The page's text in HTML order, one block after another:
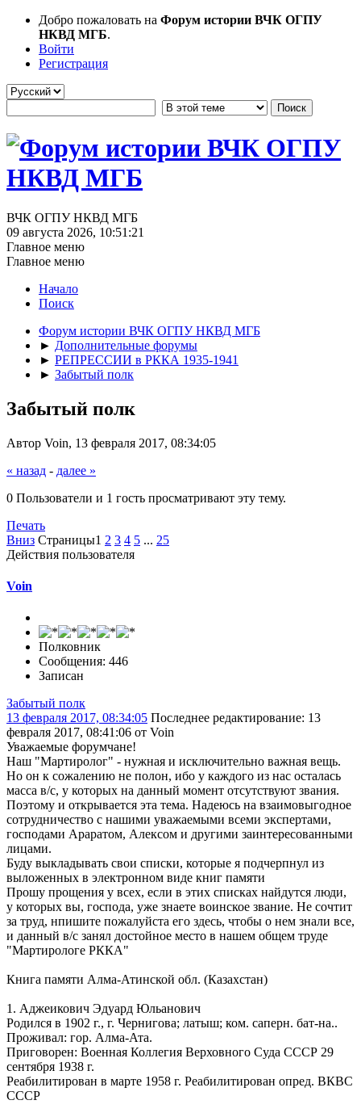
Добро пожаловать на Форум истории ВЧК ОГПУ
НКВД МГБ.
Войти
Регистрация
ВЧК ОГПУ НКВД МГБ
09 августа 2026, 10:51:21
Главное меню
Главное меню
Начало
Поиск
Форум истории ВЧК ОГПУ НКВД МГБ
► Дополнительные форумы
► РЕПРЕССИИ в РККА 1935-1941
► Забытый полк
Забытый полк
Автор Voin, 13 февраля 2017, 08:34:05
« назад - далее »
0 Пользователи и 1 гость просматривают эту тему.
Печать
Вниз Страницы1 2 3 4 5 ... 25
Действия пользователя
Voin
Полковник
Сообщения: 446
Записан
Забытый полк
13 февраля 2017, 08:34:05 Последнее редактирование: 13
февраля 2017, 08:41:06 от Voin
Уважаемые форумчане!
Наш "Мартиролог" - нужная и исключительно важная вещь.
Но он к сожалению не полон, ибо у каждого из нас осталась
масса в/с, у которых на данный момент отсутствуют звания.
Поэтому и открывается эта тема. Надеюсь на взаимовыгодное
сотрудничество с нашими уважаемыми всеми экспертами,
господами Араратом, Алексом и другими заинтересованными
лицами.
Буду выкладывать свои списки, которые я подчерпнул из
выложенных в электронном виде книг памяти
Прошу прощения у всех, если в этих списках найдутся люди,
у которых вы, господа, уже знаете воинское звание. Не сочтит
за труд, нпишите пожалуйста его здесь, чтобы о нем знали все,
и данный в/с занял достойное место в нашем общем труде
"Мартирологе РККА"
Книга памяти Алма-Атинской обл. (Казахстан)
1. Аджеикович Эдуард Юльанович
Родился в 1902 г., г. Чернигова; латыш; ком. саперн. бат-на..
Проживал: гор. Алма-Ата.
Приговорен: Военная Коллегия Верховного Суда СССР 29
сентября 1938 г.
Реабилитирован в марте 1958 г. Реабилитирован опред. ВКВС
СССР